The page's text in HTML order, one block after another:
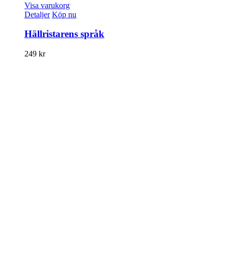
Visa varukorg
Detaljer Köp nu
Hällristarens språk
249 kr